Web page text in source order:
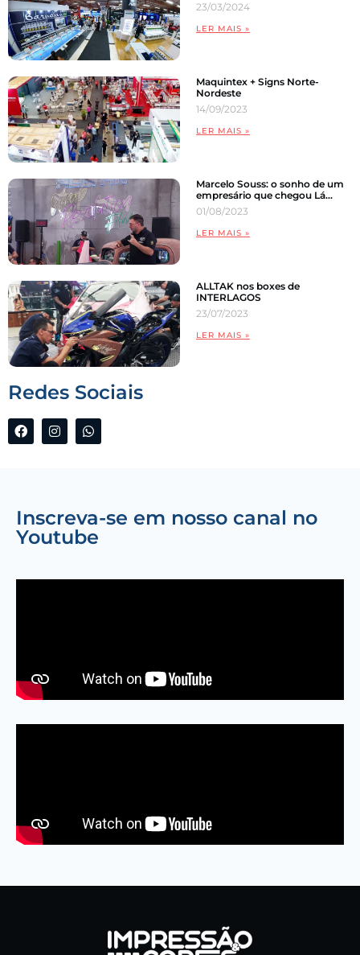
23/03/2024
LER MAIS »
Maquintex + Signs Norte-
Nordeste
14/09/2023
LER MAIS »
Marcelo Souss: o sonho de um
empresário que chegou Lá…
01/08/2023
LER MAIS »
ALLTAK nos boxes de
INTERLAGOS
23/07/2023
LER MAIS »
Redes Sociais
Inscreva-se em nosso canal no
Youtube